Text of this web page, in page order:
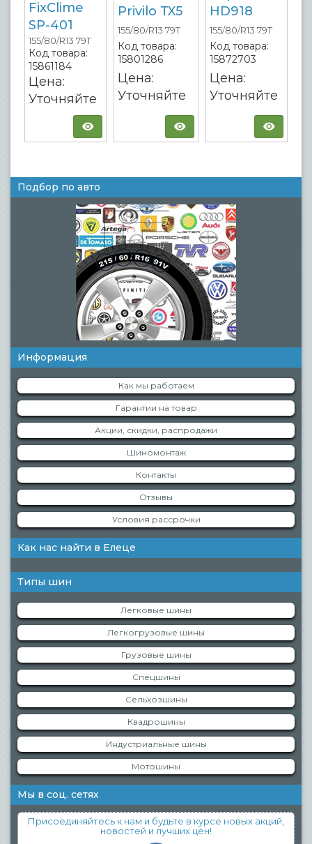
FixClime
SP-401
155/80/R13 79T
Код товара:
15861184
Цена:
Уточняйте
Privilo TX5
155/80/R13 79T
Код товара:
15801286
Цена:
Уточняйте
HD918
155/80/R13 79T
Код товара:
15872703
Цена:
Уточняйте
Подбор по авто
Информация
Как мы работаем
Гарантии на товар
Акции, скидки, распродажи
Шиномонтаж
Контакты
Отзывы
Условия рассрочки
Как нас найти в Елеце
Типы шин
Легковые шины
Легкогрузовые шины
Грузовые шины
Спецшины
Сельхозшины
Квадрошины
Индустриальные шины
Мотошины
Мы в соц. сетях
Присоединяйтесь к нам и будьте в курсе новых акций,
новостей и лучших цен!